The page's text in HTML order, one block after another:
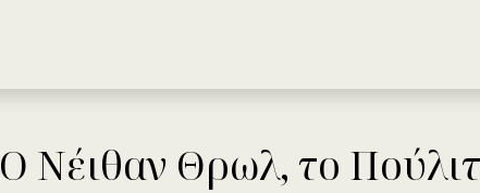
O Νέιθαν Θρωλ, το